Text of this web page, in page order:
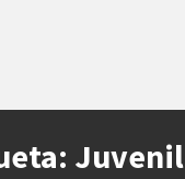
Juvenil